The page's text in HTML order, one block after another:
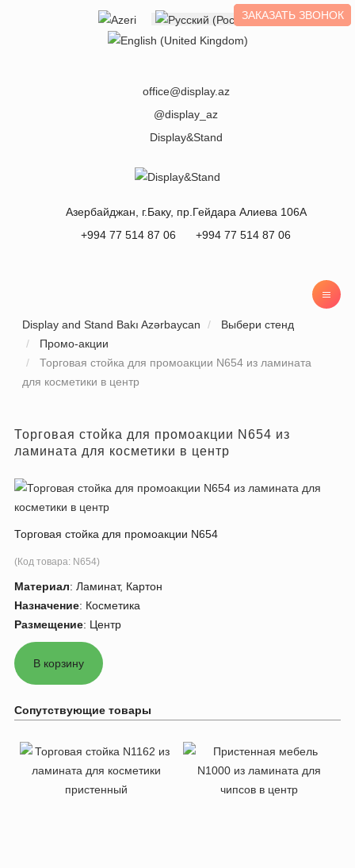
ЗАКАЗАТЬ ЗВОНОК
office@display.az
@display_az
Display&Stand
Азербайджан , г.Баку, пр.Гейдара Алиева 106А
+994 77 514 87 06
+994 77 514 87 06
Display and Stand Bakı Azərbaycan
Выбери стенд
Промо-акции
Торговая стойка для промоакции N654 из ламината
для косметики в центр
Торговая стойка для промоакции N654 из
ламината для косметики в центр
Торговая стойка для промоакции N654
(Код товара: N654)
Материал: Ламинат, Картон
Назначение: Косметика
Размещение: Центр
Сопутствующие товары